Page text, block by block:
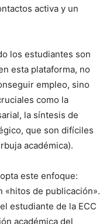
activa y un
los estudiantes son
esta plataforma, no
empleo, sino
como la
la síntesis de
que son difíciles
académica).
este enfoque:
«hitos de publicación».
estudiante de la ECC
académica del